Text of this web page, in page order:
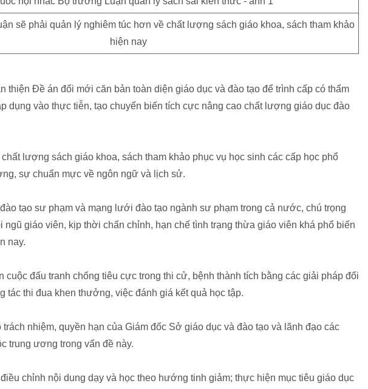
sẽ phải quản lý nghiêm túc hơn về chất lượng sách giáo khoa, sách tham khảo
hiện nay
thiện Đề án đổi mới căn bản toàn diện giáo dục và đào tạo để trình cấp có thẩm
dụng vào thực tiễn, tạo chuyển biến tích cực nâng cao chất lượng giáo dục đào
lượng sách giáo khoa, sách tham khảo phục vụ học sinh các cấp học phổ
sự chuẩn mực về ngôn ngữ và lịch sử.
tạo sư phạm và mạng lưới đào tạo ngành sư phạm trong cả nước, chú trọng
ngũ giáo viên, kịp thời chấn chỉnh, hạn chế tình trạng thừa giáo viên khá phổ biến
nay.
cuộc đấu tranh chống tiêu cực trong thi cử, bệnh thành tích bằng các giải pháp đổi
tác thi đua khen thưởng, việc đánh giá kết quả học tập.
trách nhiệm, quyền hạn của Giám đốc Sở giáo dục và đào tạo và lãnh đạo các
trung ương trong vấn đề này.
chỉnh nội dung dạy và học theo hướng tinh giảm; thực hiện mục tiêu giáo dục